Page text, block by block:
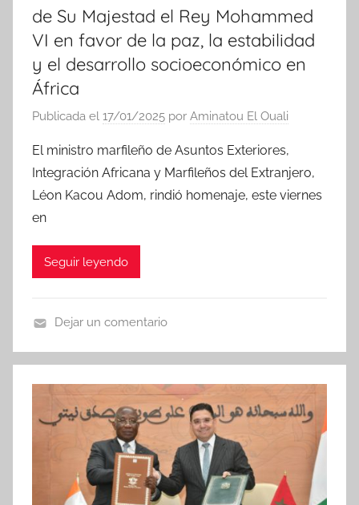
de Su Majestad el Rey Mohammed
VI en favor de la paz, la estabilidad
y el desarrollo socioeconómico en
África
Publicada el 17/01/2025 por Aminatou El Ouali
El ministro marfileño de Asuntos Exteriores,
Integración Africana y Marfileños del Extranjero,
Léon Kacou Adom, rindió homenaje, este viernes
en
Seguir leyendo
o
t
Dejar un comentario